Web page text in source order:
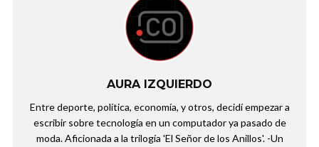
AURA IZQUIERDO
Entre deporte, política, economía, y otros, decidí empezar a
escribir sobre tecnología en un computador ya pasado de
moda. Aficionada a la trilogía 'El Señor de los Anillos'. -Un